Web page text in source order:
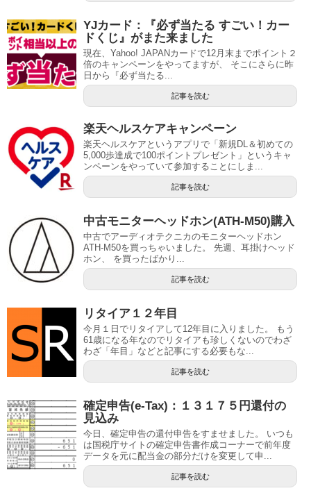
YJカード：『必ず当たる すごい！カー
ドくじ』がまた来ました
現在、Yahoo! JAPANカードで12月末までポイント２
倍のキャンペーンをやってますが、 そこにさらに昨
日から『必ず当たる...
記事を読む
楽天ヘルスケアキャンペーン
楽天ヘルスケアというアプリで「新規DL＆初めての
5,000歩達成で100ポイントプレゼント」というキャ
ンペーンをやっていて参加することにしま...
記事を読む
中古モニターヘッドホン(ATH-M50)購入
中古でアーディオテクニカのモニターヘッドホン
ATH-M50を買っちゃいました。 先週、耳掛けヘッド
ホン、 を買ったばかり...
記事を読む
リタイア１２年目
今月１日でリタイアして12年目に入りました。 もう
61歳になる年なのでリタイアも珍しくないのでわざ
わざ「年目」などと記事にする必要もな...
記事を読む
確定申告(e-Tax)：１３１７５円還付の
見込み
今日、確定申告の還付申告をすませました。 いつも
は国税庁サイトの確定申告書作成コーナーで前年度
データを元に配当金の部分だけを変更して申...
記事を読む